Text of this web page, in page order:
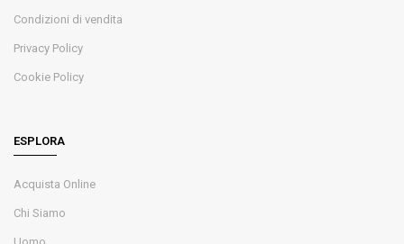
Condizioni di vendita
Privacy Policy
Cookie Policy
ESPLORA
Acquista Online
Chi Siamo